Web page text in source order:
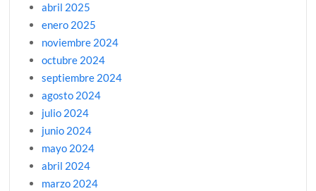
abril 2025
enero 2025
noviembre 2024
octubre 2024
septiembre 2024
agosto 2024
julio 2024
junio 2024
mayo 2024
abril 2024
marzo 2024